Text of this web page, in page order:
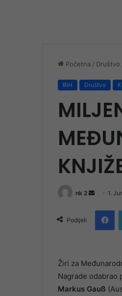
Početna / Društvo
BiH Društvo
nk 2
Send
email
1.
Podijeli
Žiri za
Nagrade odabrao
Markus Gauß